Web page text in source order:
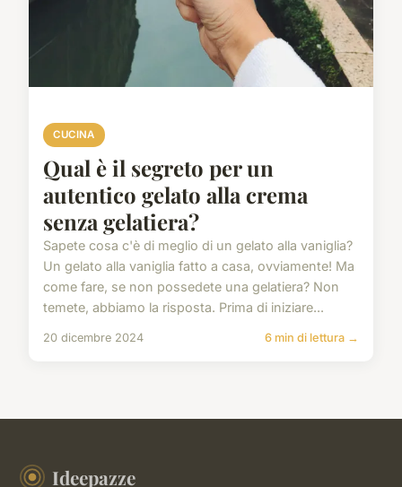
CUCINA
Qual è il segreto per un
autentico gelato alla crema
senza gelatiera?
Sapete cosa c'è di meglio di un gelato alla vaniglia?
Un gelato alla vaniglia fatto a casa, ovviamente! Ma
come fare, se non possedete una gelatiera? Non
temete, abbiamo la risposta. Prima di iniziare...
20 dicembre 2024 6 min di lettura →
Ideepazze